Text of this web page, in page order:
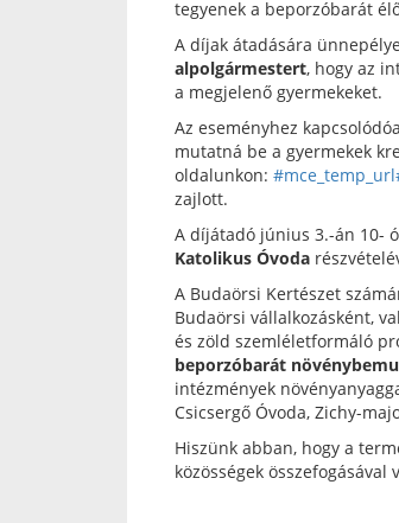
tegyenek a beporzóbarát
A díjak átadására
alpolgármestert, hogy az
a megjelenő gyermekeket.
Az eseményhez
mutatná be a gyermekek
oldalunkon:
zajlott.
A díjátadó június 3.-án 10-
Katolikus Óvoda
A Budaörsi Kertészet
Budaörsi vállalkozásként,
és zöld szemléletformáló
beporzóbarát
intézmények
Csicsergő Óvoda, Zichy-
Hiszünk abban, hogy a
közösségek